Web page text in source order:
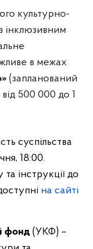
культурно-
інклюзивним
в межах
(запланований
500 000 до 1
суспільства
18:00.
інструкції до
на сайті
фонд (УКФ) –